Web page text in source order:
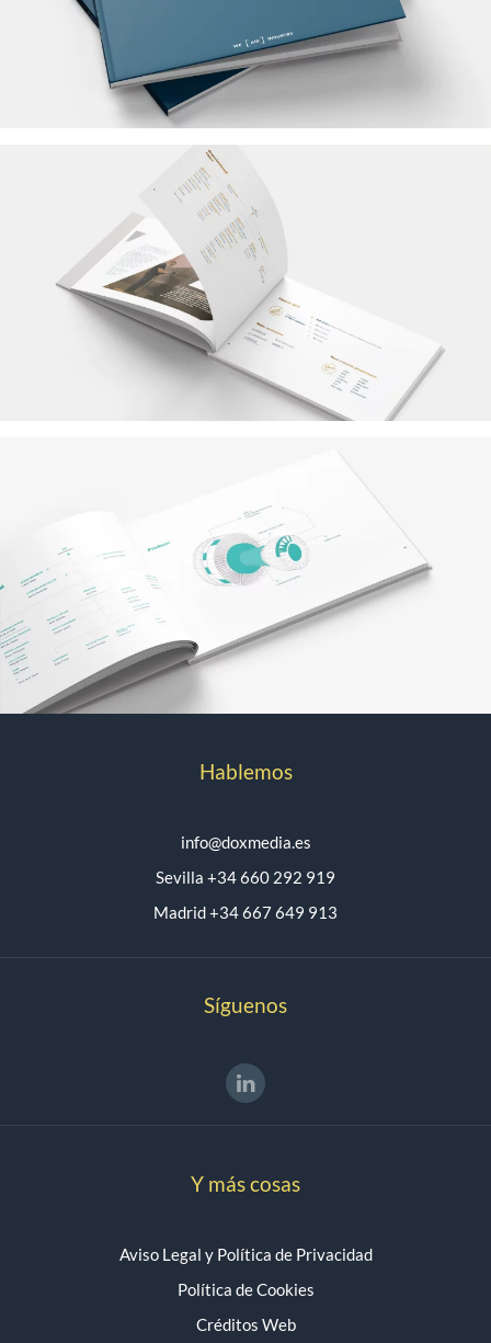
Hablemos
info@doxmedia.es
Sevilla +34 660 292 919
Madrid +34 667 649 913
Síguenos
Y más cosas
Aviso Legal y Política de Privacidad
Política de Cookies
Créditos Web